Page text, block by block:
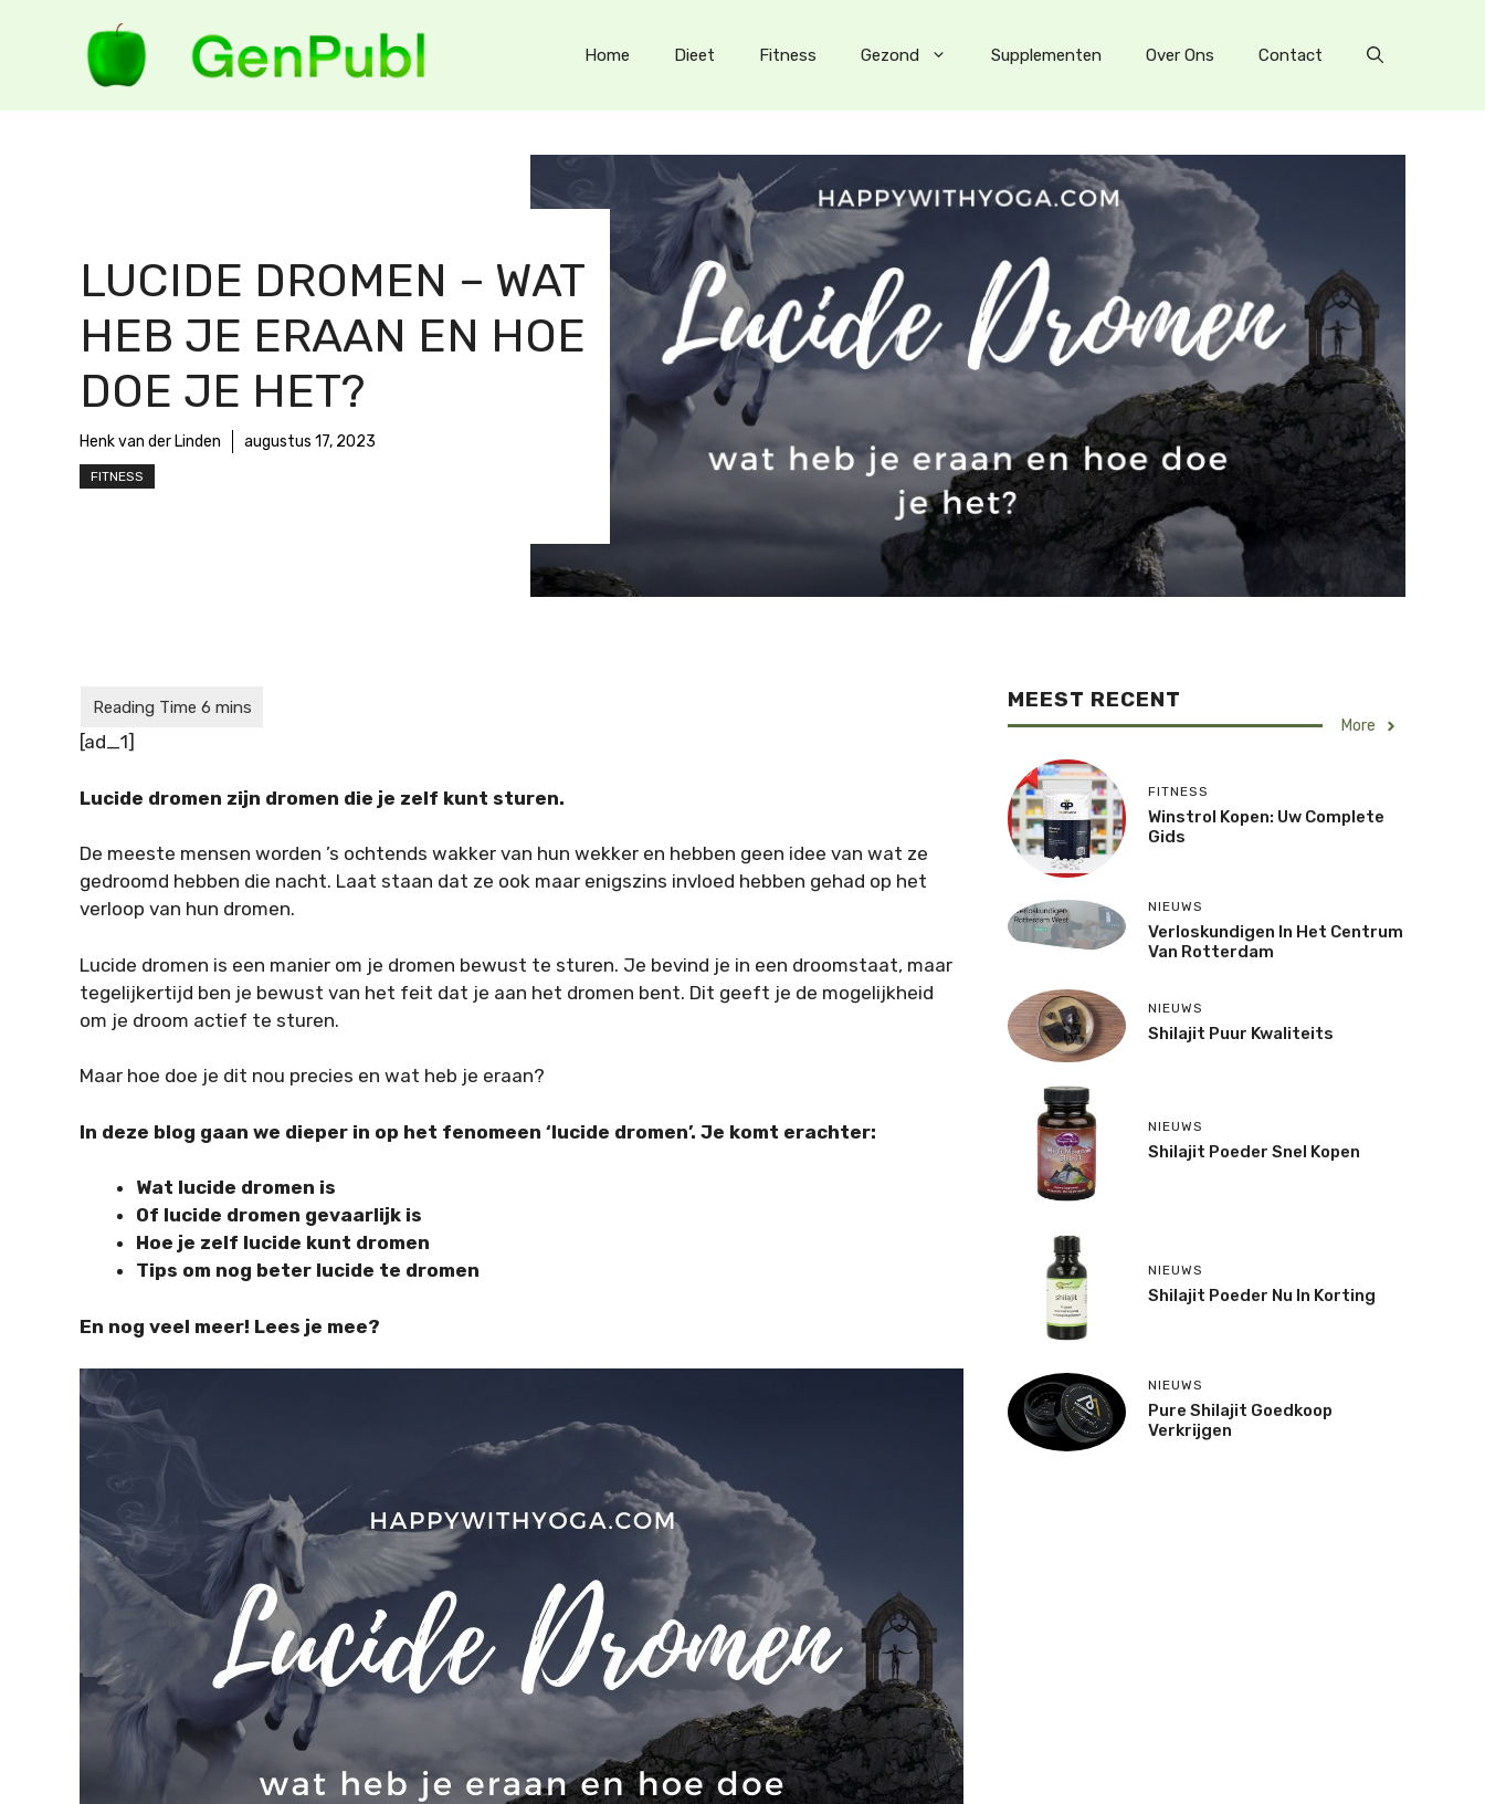
Home Dieet Fitness Gezond Supplementen Over Ons Contact
LUCIDE DROMEN – WAT
HEB JE ERAAN EN HOE
DOE JE HET?
Henk van der Linden augustus 17, 2023
FITNESS
[ad_1]
Lucide dromen zijn dromen die je zelf kunt sturen.
De meeste mensen worden ’s ochtends wakker van hun wekker en hebben geen idee van wat ze
gedroomd hebben die nacht. Laat staan dat ze ook maar enigszins invloed hebben gehad op het
verloop van hun dromen.
Lucide dromen is een manier om je dromen bewust te sturen. Je bevind je in een droomstaat, maar
tegelijkertijd ben je bewust van het feit dat je aan het dromen bent. Dit geeft je de mogelijkheid
om je droom actief te sturen.
Maar hoe doe je dit nou precies en wat heb je eraan?
In deze blog gaan we dieper in op het fenomeen ‘lucide dromen’. Je komt erachter:
Wat lucide dromen is
Of lucide dromen gevaarlijk is
Hoe je zelf lucide kunt dromen
Tips om nog beter lucide te dromen
En nog veel meer! Lees je mee?
MEEST RECENT
More
FITNESS
Winstrol Kopen: Uw Complete
Gids
NIEUWS
Verloskundigen In Het Centrum
Van Rotterdam
NIEUWS
Shilajit Puur Kwaliteits
NIEUWS
Shilajit Poeder Snel Kopen
NIEUWS
Shilajit Poeder Nu In Korting
NIEUWS
Pure Shilajit Goedkoop
Verkrijgen